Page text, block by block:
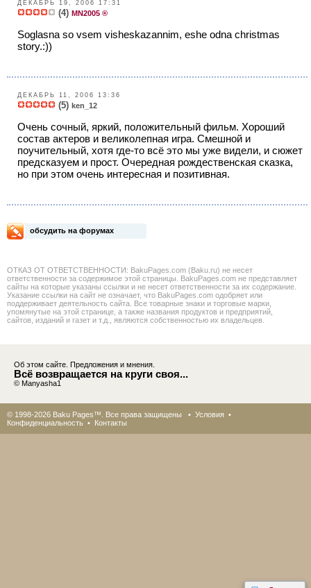
ДЕКАБРЬ 19, 2006 17:31
(4) MN2005 ®
Soglasna so vsem visheskazannim, eshe odna christmas
story.:))
ДЕКАБРЬ 11, 2006 13:36
(5) ken_12
Очень сочный, яркий, положительный фильм. Хороший
состав актеров и великолепная игра. Смешной и
поучительный, хотя где-то всё это мы уже видели, и сюжет
предсказуем и прост. Очередная рождественская сказка,
но при этом очень интересная и позитивная.
обсудить на форумах
ОТКАЗ ОТ ОТВЕТСТВЕННОСТИ: BakuPages.com (Baku.ru) не несет
ответственности за содержимое этой страницы. BakuPages.com не представляет
сайты на которые указаны ссылки и не несет ответственности за их содержание.
Указание ссылки на сайт не означает, что BakuPages.com одобряет или
поддерживает деятельность сайта. Все товарные знаки и торговые марки,
упомянутые на этой странице, а также названия продуктов и предприятий,
сайтов, изданий и газет и т.д., являются собственностью их владельцев.
Об этом сайте. Предложения и мнения.
Всё возвращается на круги своя...
© Manyasha1
© 1998-2026 Baku Pages™. Все права защищены • Условия •
Конфиденциальность • Контакты